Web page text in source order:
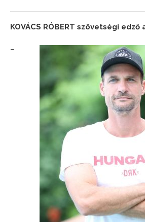
KOVÁCS RÓBERT szövetségi edző
–